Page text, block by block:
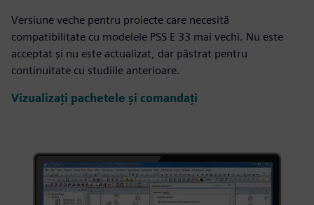
Versiune veche pentru proiecte care necesită
compatibilitate cu modelele PSS E 33 mai vechi. Nu este
acceptat și nu este actualizat, dar păstrat pentru
continuitate cu studiile anterioare.
Vizualizați pachetele și comandați